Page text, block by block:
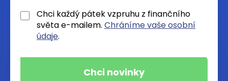
Chci každý pátek vzpruhu z finančního
světa e-mailem. Chráníme vaše osobní
údaje.